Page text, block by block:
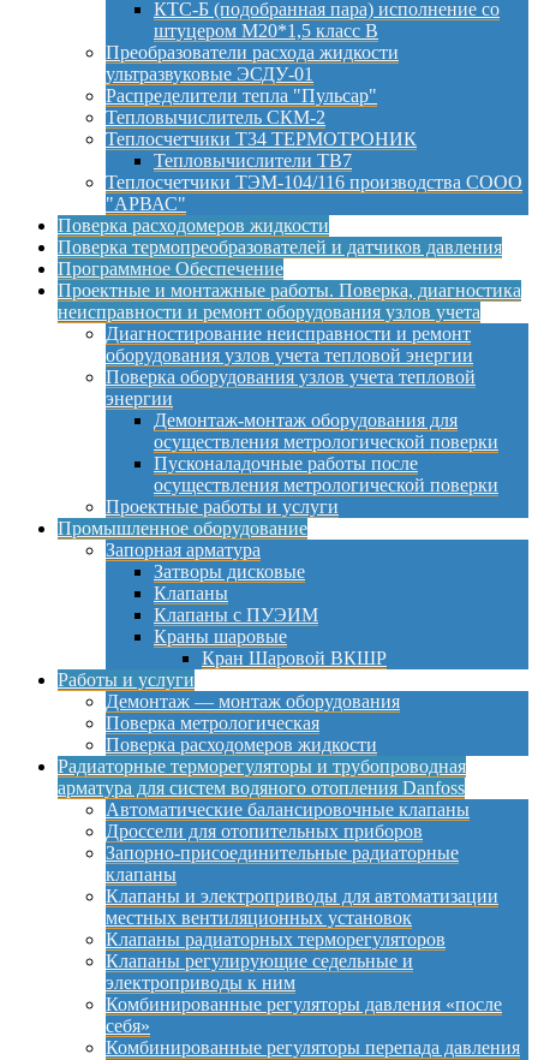
КТС-Б (подобранная пара) исполнение со
штуцером М20*1,5 класс B
Преобразователи расхода жидкости
ультразвуковые ЭСДУ-01
Распределители тепла "Пульсар"
Тепловычислитель СКМ-2
Теплосчетчики Т34 ТЕРМОТРОНИК
Тепловычислители ТВ7
Теплосчетчики ТЭМ-104/116 производства СООО
"АРВАС"
Поверка расходомеров жидкости
Поверка термопреобразователей и датчиков давления
Программное Обеспечение
Проектные и монтажные работы. Поверка, диагностика
неисправности и ремонт оборудования узлов учета
Диагностирование неисправности и ремонт
оборудования узлов учета тепловой энергии
Поверка оборудования узлов учета тепловой
энергии
Демонтаж-монтаж оборудования для
осуществления метрологической поверки
Пусконаладочные работы после
осуществления метрологической поверки
Проектные работы и услуги
Промышленное оборудование
Запорная арматура
Затворы дисковые
Клапаны
Клапаны с ПУЭИМ
Краны шаровые
Кран Шаровой ВКШР
Работы и услуги
Демонтаж — монтаж оборудования
Поверка метрологическая
Поверка расходомеров жидкости
Радиаторные терморегуляторы и трубопроводная
арматура для систем водяного отопления Danfoss
Автоматические балансировочные клапаны
Дроссели для отопительных приборов
Запорно-присоединительные радиаторные
клапаны
Клапаны и электроприводы для автоматизации
местных вентиляционных установок
Клапаны радиаторных терморегуляторов
Клапаны регулирующие седельные и
электроприводы к ним
Комбинированные регуляторы давления «после
себя»
Комбинированные регуляторы перепада давления